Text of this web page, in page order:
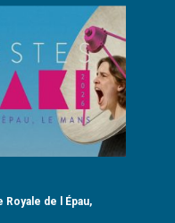
Royale de l Épau,